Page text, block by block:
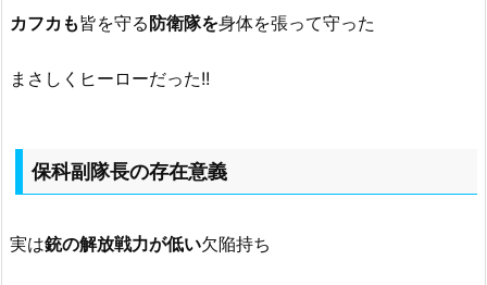
カフカも皆を守る防衛隊を身体を張って守った
まさしくヒーローだった!!
保科副隊長の存在意義
実は銃の解放戦力が低い欠陥持ち